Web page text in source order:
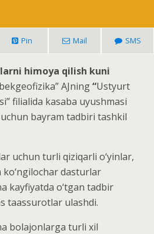
Pin Mail SMS
himoya qilish kuni
AJning“Ustyurt
filialida kasaba uyushmasi
bayram tadbiri tashkil
uchun turli qiziqarli o‘yinlar,
dasturlar
kayfiyatda o‘tgan tadbir
taassurotlar ulashdi.
bolajonlarga turli xil